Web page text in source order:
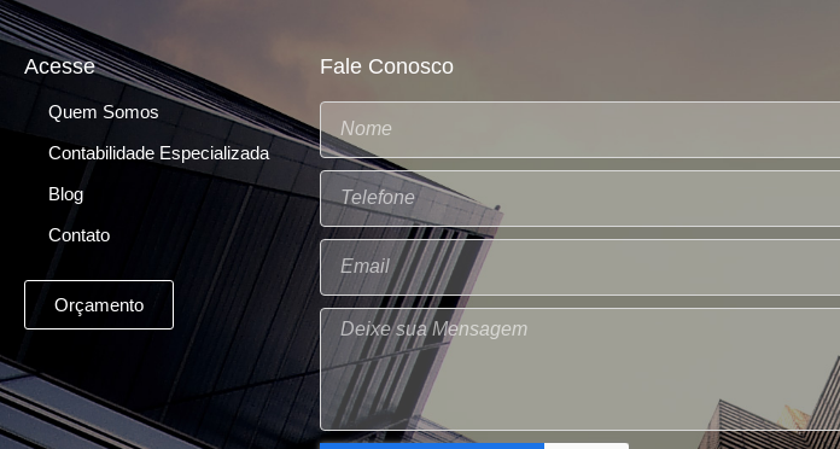
Acesse
Quem Somos
Contabilidade Especializada
Blog
Contato
Orçamento
Fale Conosco